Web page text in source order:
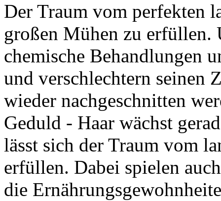
Der Traum vom perfekten
großen Mühen zu erfüllen.
chemische Behandlungen
und verschlechtern seinen
wieder nachgeschnitten
Geduld - Haar wächst
lässt sich der Traum vom
erfüllen. Dabei spielen
die